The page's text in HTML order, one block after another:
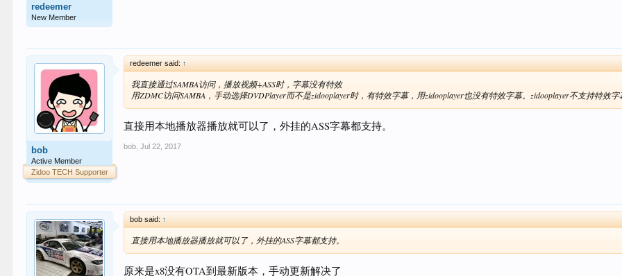
redeemer
New Member
bob
Active Member
Zidoo TECH Supporter
redeemer said: ↑
我直接通过SAMBA访问，播放视频+ASS时，字幕没有特效
用ZDMC访问SAMBA，手动选择DVDPlayer而不是zidooplayer时，有特效字幕，用zidooplayer也没有特效字幕。zidooplayer不支持特效字
直接用本地播放器播放就可以了，外挂的ASS字幕都支持。
bob Jul 22, 2017
bob said: ↑
直接用本地播放器播放就可以了，外挂的ASS字幕都支持。
原来是x8没有OTA到最新版本，手动更新解决了